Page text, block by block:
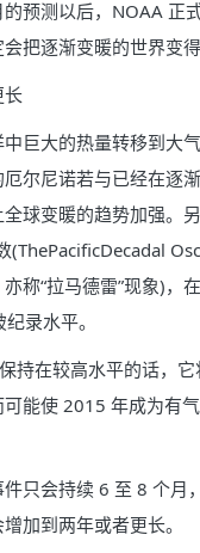
预测以后，NOAA 正
把逐渐变暖的世界变得
长
巨大的热量转移到大
尔尼诺若与已经在逐
球变暖的趋势加强。
称“拉马德雷”现象)，
录水平。
持在较高水平的话，
能使 2015 年成为有
只会持续 6 至 8 个月
加到两年或者更长。